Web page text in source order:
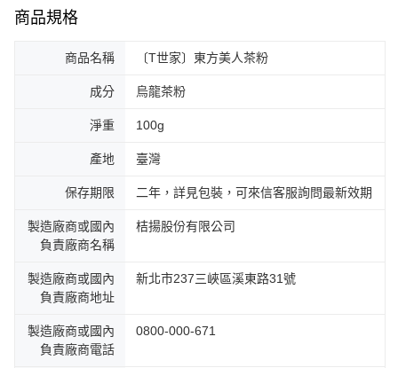
商品規格
商品名稱 〔T世家〕東方美人茶粉
成分 烏龍茶粉
淨重 100g
產地 臺灣
保存期限 二年，詳見包裝，可來信客服詢問最新效期
製造廠商或國內
負責廠商名稱
桔揚股份有限公司
製造廠商或國內
負責廠商地址
新北市237三峽區溪東路31號
製造廠商或國內
負責廠商電話
0800-000-671